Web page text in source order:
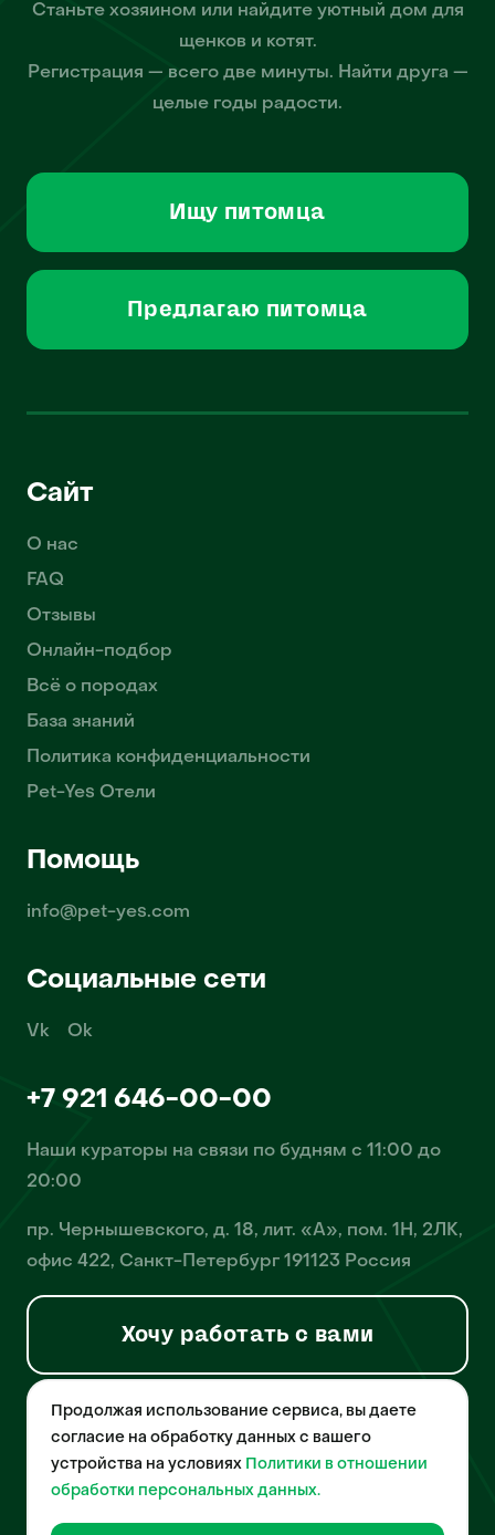
Станьте хозяином или найдите уютный дом для
щенков и котят.
Регистрация — всего две минуты. Найти друга —
целые годы радости.
Ищу питомца
Предлагаю питомца
Сайт
О нас
FAQ
Отзывы
Онлайн-подбор
Всё о породах
База знаний
Политика конфиденциальности
Pet-Yes Отели
Помощь
info@pet-yes.com
Социальные сети
Vk Ok
+7 921 646-00-00
Наши кураторы на связи по будням с 11:00 до
20:00
пр. Чернышевского, д. 18, лит. «А», пом. 1Н, 2ЛК,
офис 422, Санкт-Петербург 191123 Россия
Хочу работать с вами
© 2026 Pet-Yes. ООО «Биржа домашних животных «Пет-Ес»
осуществляет деятельность в области информационных
технологий, деятельность по разработке и эксплуатации
собственного программного обеспечения, деятельность
порталов в информационно-коммуникационной сети Интернет и
домашних животных», свидетельство о регистрации
Продолжая использование сервиса, вы даете
согласие на обработку данных с вашего
устройства на условиях Политики в отношении
обработки персональных данных.